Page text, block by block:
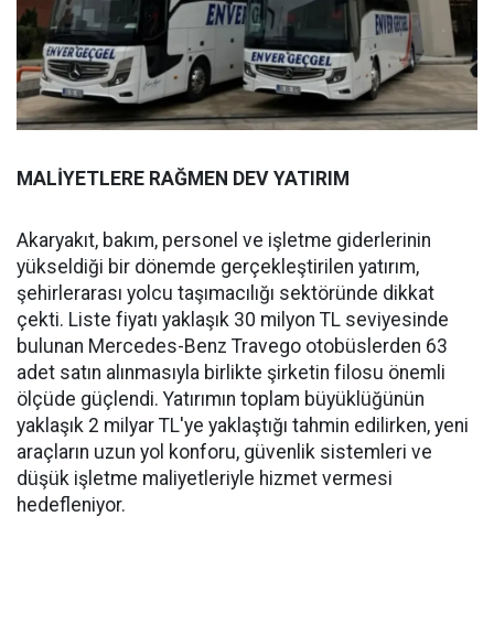
MALİYETLERE RAĞMEN DEV YATIRIM
Akaryakıt, bakım, personel ve işletme giderlerinin
yükseldiği bir dönemde gerçekleştirilen yatırım,
şehirlerarası yolcu taşımacılığı sektöründe dikkat
çekti. Liste fiyatı yaklaşık 30 milyon TL seviyesinde
bulunan Mercedes-Benz Travego otobüslerden 63
adet satın alınmasıyla birlikte şirketin filosu önemli
ölçüde güçlendi. Yatırımın toplam büyüklüğünün
yaklaşık 2 milyar TL'ye yaklaştığı tahmin edilirken, yeni
araçların uzun yol konforu, güvenlik sistemleri ve
düşük işletme maliyetleriyle hizmet vermesi
hedefleniyor.